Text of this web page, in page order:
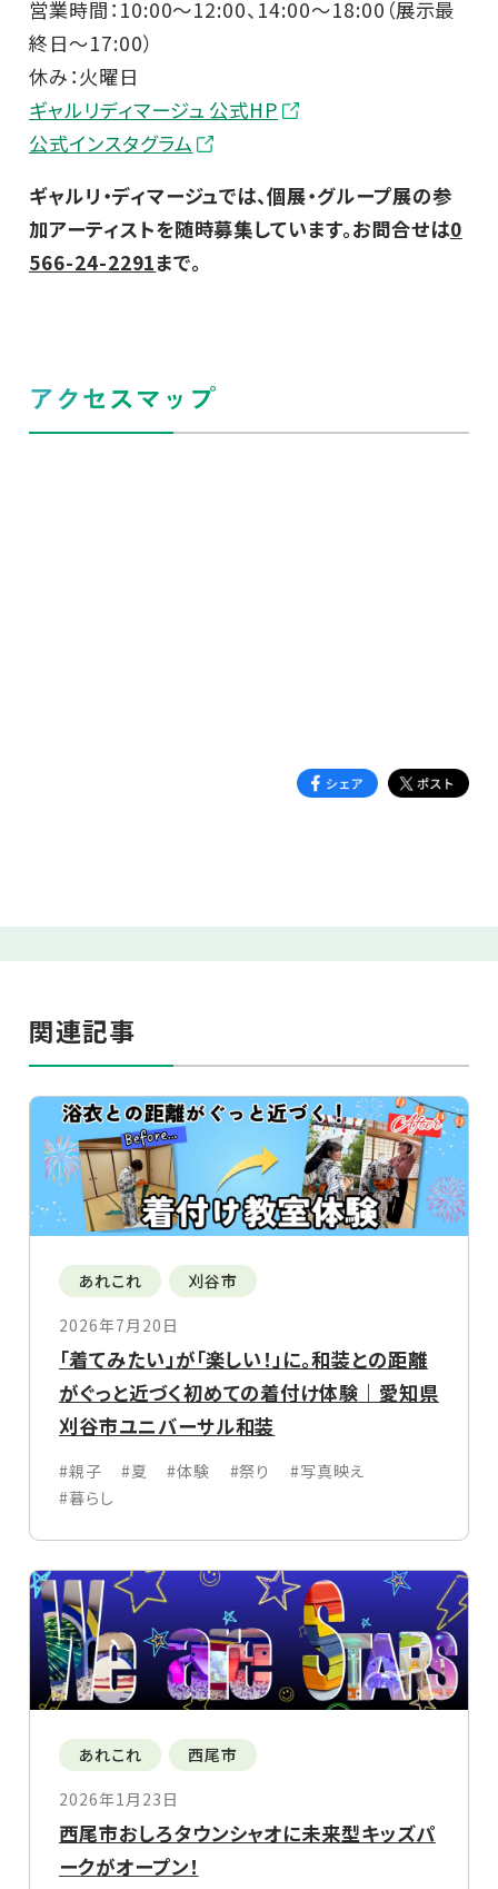
営業時間：10:00～12:00、14:00～18:00（展示最
終日～17:00）
休み：火曜日
ギャルリディマージュ 公式HP
公式インスタグラム
ギャルリ・ディマージュでは、個展・グループ展の参
加アーティストを随時募集しています。お問合せは0
566-24-2291まで。
アクセスマップ
関連記事
あれこれ
刈谷市
2026年7月20日
「着てみたい」が「楽しい！」に。和装との距離
がぐっと近づく初めての着付け体験｜愛知県
刈谷市ユニバーサル和装
#親子 #夏 #体験 #祭り
#写真映え
#暮らし
あれこれ
西尾市
2026年1月23日
西尾市おしろタウンシャオに未来型キッズパ
ークがオープン！